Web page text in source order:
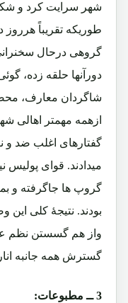
شهر سرایت کرد و
طوریکه تقریباً
گروهی درحال
دورآنها حلقه زده،
شاگردان معارف،
ازهمه مهمتر اهالی
گفتارهای اغلب ضد
میدادند. قوای پولیس
گروپ ها جاگرفته و
بودند. نتیجۀ کلی این
واز هم گسستن نظم
گسترش همه جانبه
3 ــ مطبوعات: